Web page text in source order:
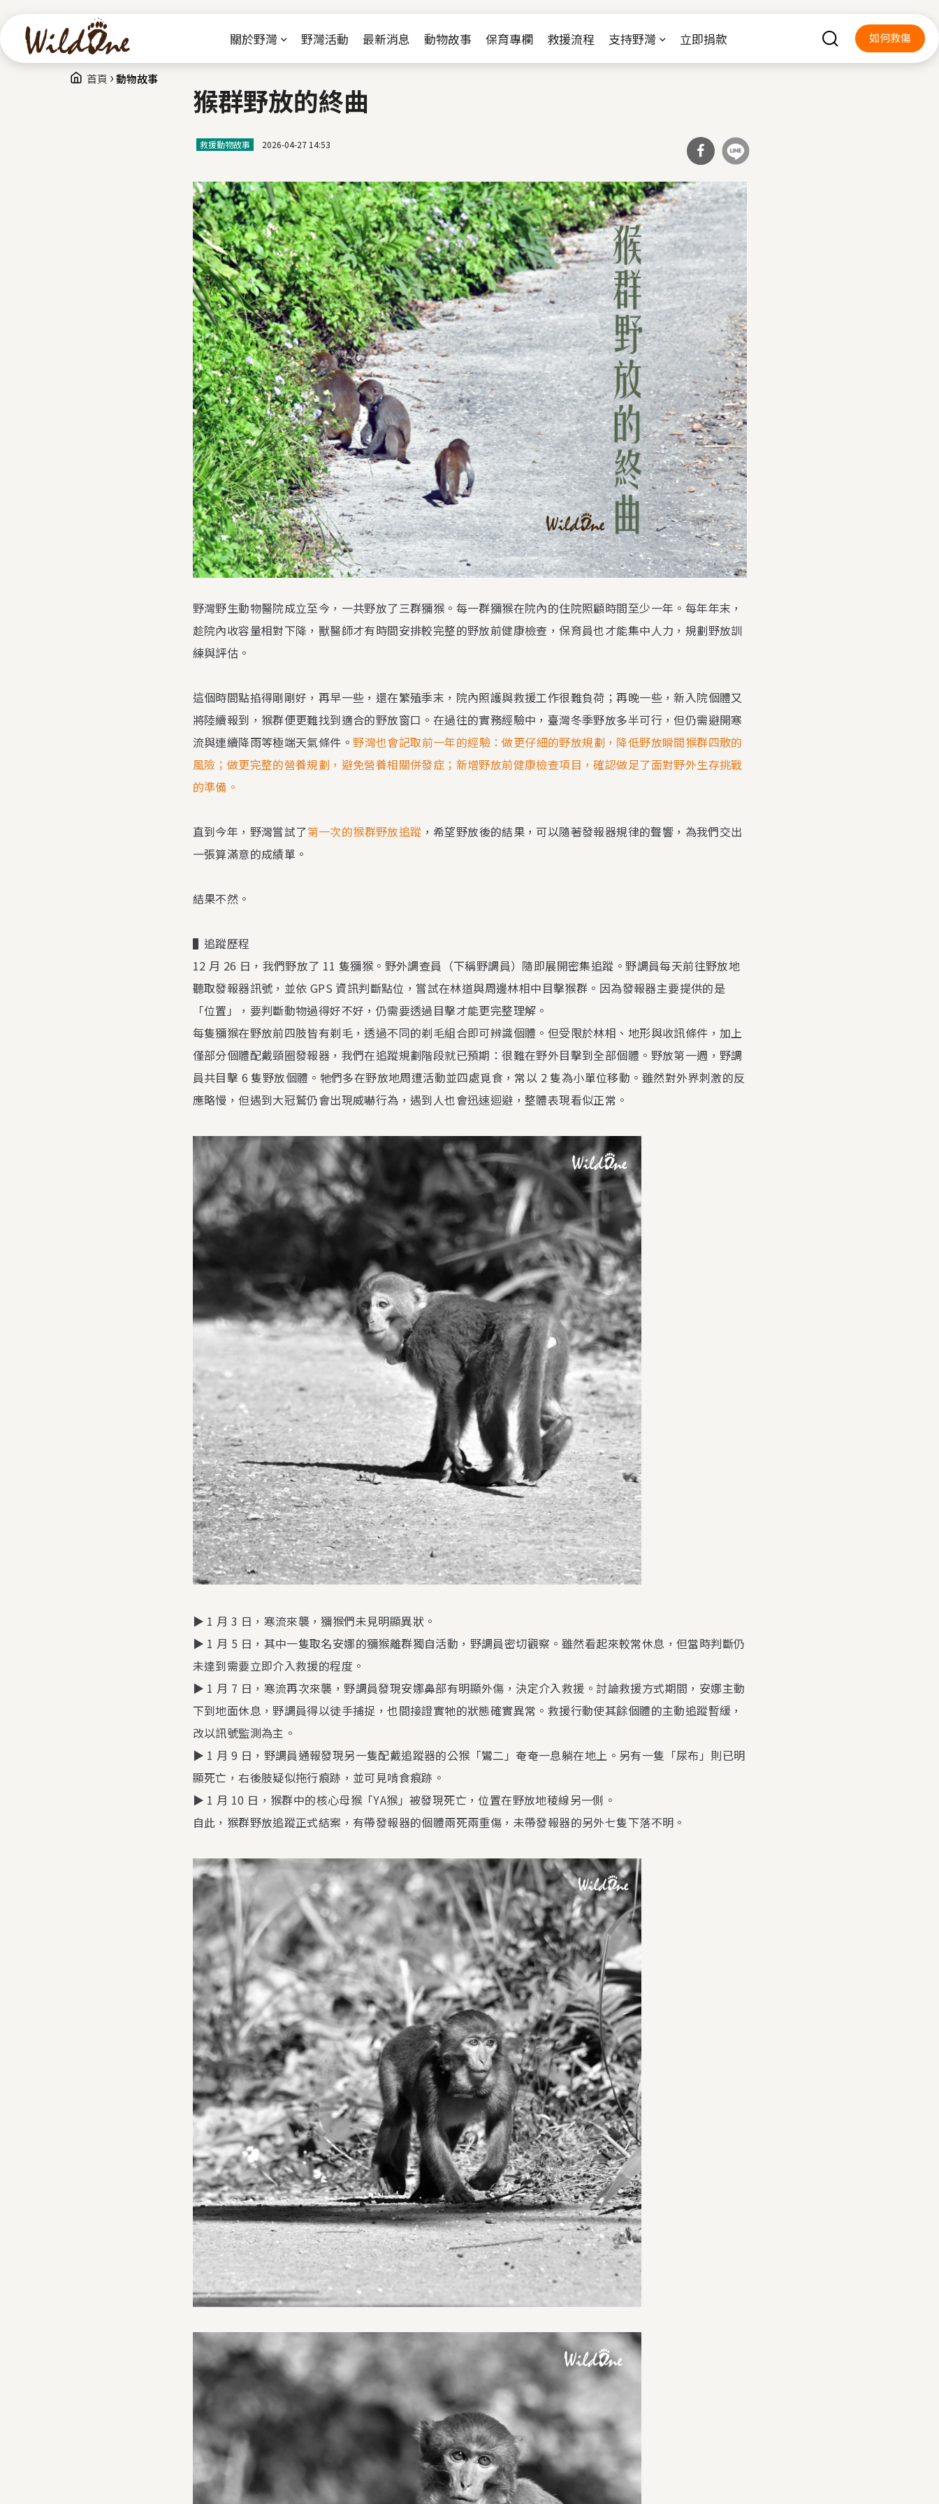
關於野灣 野灣活動 最新消息 動物故事 保育專欄 救援流程 支持野灣 立即捐款 如何救傷
您在這裡 首頁 ›動物故事
猴群野放的終曲
救援動物故事 2026-04-27 14:53
分享
到Fa
cebo
ok
野灣野生動物醫院成立至今，一共野放了三群獼猴。每一群獼猴在院內的住院照顧時間至少一年。每年年末，
趁院內收容量相對下降，獸醫師才有時間安排較完整的野放前健康檢查，保育員也才能集中人力，規劃野放訓
練與評估。
這個時間點掐得剛剛好，再早一些，還在繁殖季末，院內照護與救援工作很難負荷；再晚一些，新入院個體又
將陸續報到，猴群便更難找到適合的野放窗口。在過往的實務經驗中，臺灣冬季野放多半可行，但仍需避開寒
流與連續降雨等極端天氣條件。野灣也會記取前一年的經驗：做更仔細的野放規劃，降低野放瞬間猴群四散的
風險；做更完整的營養規劃，避免營養相關併發症；新增野放前健康檢查項目，確認做足了面對野外生存挑戰
的準備。
直到今年，野灣嘗試了第一次的猴群野放追蹤 ，希望野放後的結果，可以隨著發報器規律的聲響，為我們交出
一張算滿意的成績單。
結果不然。
▌追蹤歷程
12 月 26 日，我們野放了 11 隻獼猴。野外調查員（下稱野調員）隨即展開密集追蹤。野調員每天前往野放地
聽取發報器訊號，並依 GPS 資訊判斷點位，嘗試在林道與周邊林相中目擊猴群。因為發報器主要提供的是
「位置」，要判斷動物過得好不好，仍需要透過目擊才能更完整理解。
每隻獼猴在野放前四肢皆有剃毛，透過不同的剃毛組合即可辨識個體。但受限於林相、地形與收訊條件，加上
僅部分個體配戴頸圈發報器，我們在追蹤規劃階段就已預期：很難在野外目擊到全部個體。野放第一週，野調
員共目擊 6 隻野放個體。牠們多在野放地周遭活動並四處覓食，常以 2 隻為小單位移動。雖然對外界刺激的反
應略慢，但遇到大冠鷲仍會出現威嚇行為，遇到人也會迅速迴避，整體表現看似正常。
▶︎ 1 月 3 日，寒流來襲，獼猴們未見明顯異狀。
▶︎ 1 月 5 日，其中一隻取名安娜的獼猴離群獨自活動，野調員密切觀察。雖然看起來較常休息，但當時判斷仍
未達到需要立即介入救援的程度。
▶︎ 1 月 7 日，寒流再次來襲，野調員發現安娜鼻部有明顯外傷，決定介入救援。討論救援方式期間，安娜主動
下到地面休息，野調員得以徒手捕捉，也間接證實牠的狀態確實異常。救援行動使其餘個體的主動追蹤暫緩，
改以訊號監測為主。
▶︎ 1 月 9 日，野調員通報發現另一隻配戴追蹤器的公猴「鸞二」奄奄一息躺在地上。另有一隻「尿布」則已明
顯死亡，右後肢疑似拖行痕跡，並可見啃食痕跡。
▶︎ 1 月 10 日，猴群中的核心母猴「YA猴」被發現死亡，位置在野放地稜線另一側。
自此，猴群野放追蹤正式結案，有帶發報器的個體兩死兩重傷，未帶發報器的另外七隻下落不明。